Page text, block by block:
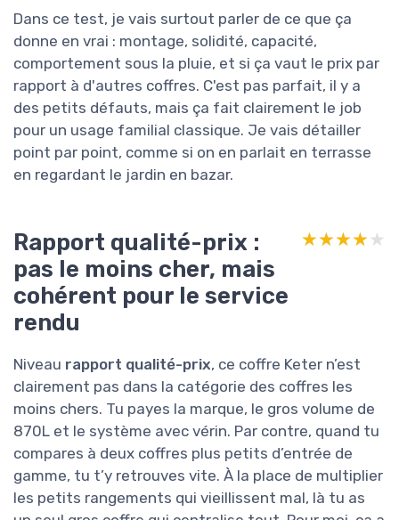
Dans ce test, je vais surtout parler de ce que ça
donne en vrai : montage, solidité, capacité,
comportement sous la pluie, et si ça vaut le prix par
rapport à d'autres coffres. C'est pas parfait, il y a
des petits défauts, mais ça fait clairement le job
pour un usage familial classique. Je vais détailler
point par point, comme si on en parlait en terrasse
en regardant le jardin en bazar.
Rapport qualité-prix :
pas le moins cher, mais
cohérent pour le service
rendu
★★★★★
★★★★★
Niveau rapport qualité-prix, ce coffre Keter n’est
clairement pas dans la catégorie des coffres les
moins chers. Tu payes la marque, le gros volume de
870L et le système avec vérin. Par contre, quand tu
compares à deux coffres plus petits d’entrée de
gamme, tu t’y retrouves vite. À la place de multiplier
les petits rangements qui vieillissent mal, là tu as